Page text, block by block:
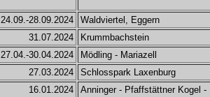
24.09.-28.09.2024
Waldviertel, Eggern
31.07.2024
Krummbachstein
27.04.-30.04.2024
Mödling - Mariazell
27.03.2024
Schlosspark Laxenburg
16.01.2024
Anninger - Pfaffstättner Kogel -